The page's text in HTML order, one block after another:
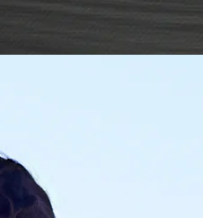
Contact